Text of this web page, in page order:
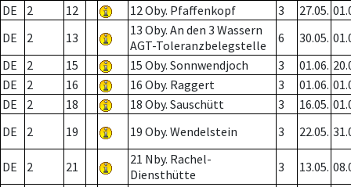
DE
2 12 12 Oby. Pfaffenkopf 3 27.05.
DE
2 13
13 Oby. An den 3 Wassern
AGT-Toleranzbelegstelle
6 30.05.
DE
2 15 15 Oby. Sonnwendjoch 3 01.06.
DE
2 16 16 Oby. Raggert 3 01.06.
DE
2 18 18 Oby. Sauschütt 3 16.05.
DE
2 19 19 Oby. Wendelstein 3 22.05.
DE 2 21
21 Nby. Rachel-
Diensthütte
3 13.05.